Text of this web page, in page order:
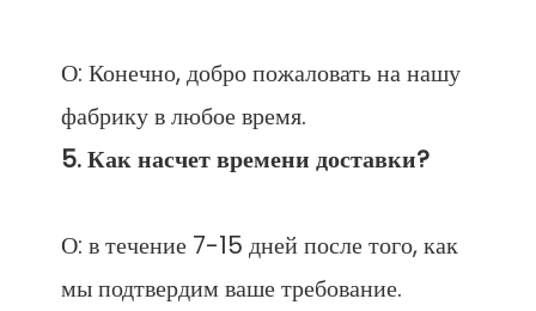
О: Конечно, добро пожаловать на нашу
О: в течение 7-15 дней после того, как